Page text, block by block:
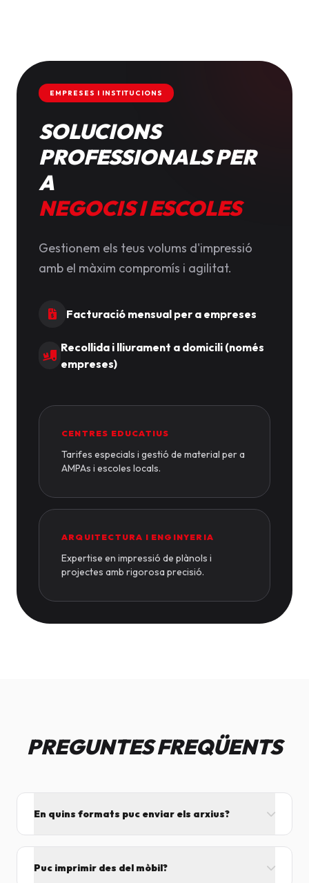
EMPRESES I INSTITUCIONS
SOLUCIONS
PROFESSIONALS PER
A
NEGOCIS I ESCOLES
Gestionem els teus volums d'impressió
amb el màxim compromís i agilitat.
Facturació mensual per a empreses
Recollida i lliurament a domicili (només
empreses)
CENTRES EDUCATIUS
Tarifes especials i gestió de material per a
AMPAs i escoles locals.
ARQUITECTURA I ENGINYERIA
Expertise en impressió de plànols i
projectes amb rigorosa precisió.
PREGUNTES FREQÜENTS
En quins formats puc enviar els arxius?
Word i Excel.
Puc imprimir des del mòbil?